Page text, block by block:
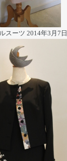
スーツ 2014年3月7日